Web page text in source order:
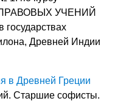
УЧЕНИЙ
государствах
Древней Индии
в Древней Греции
Старшие софисты.